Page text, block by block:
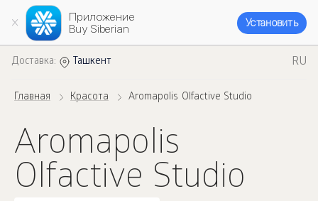
Приложение
Buy Siberian
Установить
Доставка: Ташкент RU
Главная Красота Aromapolis Olfactive Studio
Aromapolis
Olfactive Studio